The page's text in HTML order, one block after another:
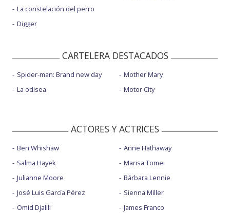
La constelación del perro
Digger
CARTELERA DESTACADOS
Spider-man: Brand new day
La odisea
Mother Mary
Motor City
ACTORES Y ACTRICES
Ben Whishaw
Salma Hayek
Julianne Moore
José Luis García Pérez
Omid Djalili
Anne Hathaway
Marisa Tomei
Bárbara Lennie
Sienna Miller
James Franco